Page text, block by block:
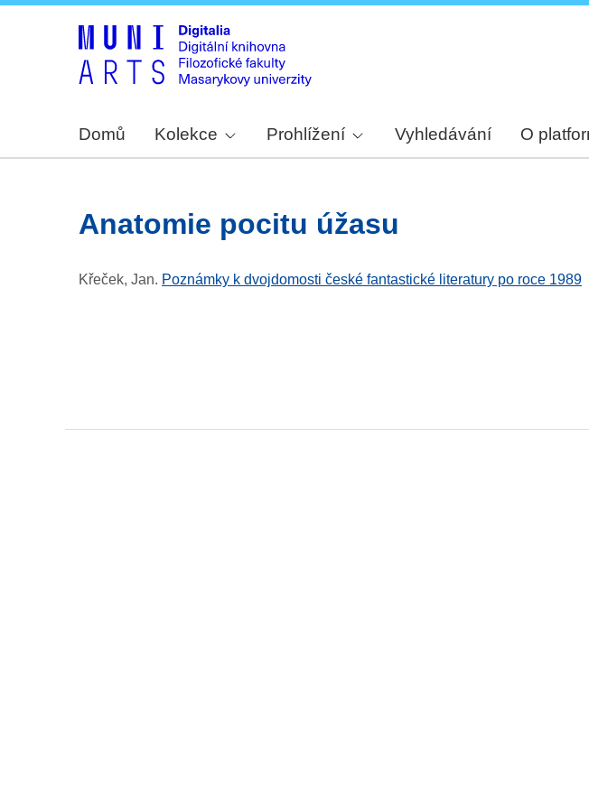
Domů Kolekce Prohlížení Vyhledávání O
Anatomie pocitu úžasu
Křeček, Jan. Poznámky k dvojdomosti české fantastické literatury po roce 1989